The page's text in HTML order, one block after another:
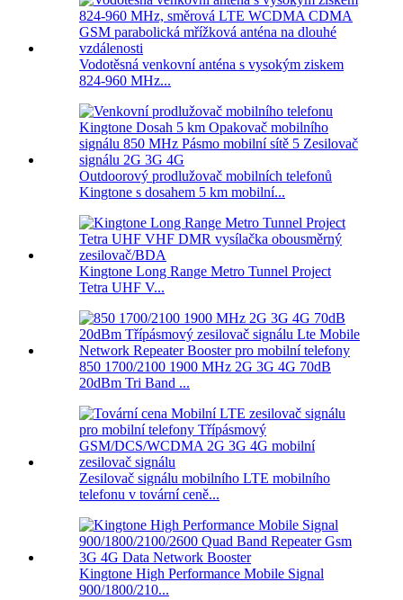
Vodotěsná venkovní anténa s vysokým ziskem
824-960 MHz...
Outdoorový prodlužovač mobilních telefonů
Kingtone s dosahem 5 km mobilní...
Kingtone Long Range Metro Tunnel Project
Tetra UHF V...
850 1700/2100 1900 MHz 2G 3G 4G 70dB
20dBm Tri Band ...
Zesilovač signálu mobilního LTE mobilního
telefonu v tovární ceně...
Kingtone High Performance Mobile Signal
900/1800/210...